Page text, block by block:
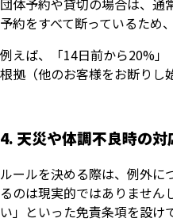
団体予約や貸切の場合は、通
予約をすべて断っているため
例えば、「14日前から20%
根拠（他のお客様をお断りし
4. 天災や体調不良時の対
ルールを決める際は、例外に
るのは現実的ではありませ
い」といった免責条項を設け